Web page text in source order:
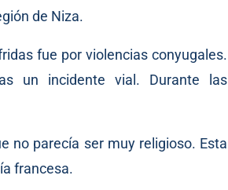
de Niza.
fue por violencias conyugales.
un incidente vial. Durante las
no parecía ser muy religioso. Esta
francesa.